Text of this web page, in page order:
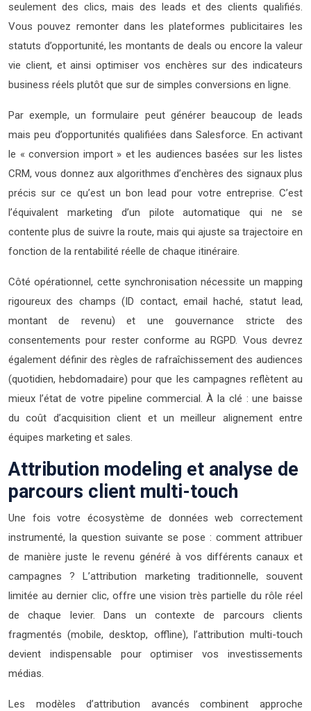
seulement des clics, mais des leads et des clients qualifiés.
Vous pouvez remonter dans les plateformes publicitaires les
statuts d’opportunité, les montants de deals ou encore la valeur
vie client, et ainsi optimiser vos enchères sur des indicateurs
business réels plutôt que sur de simples conversions en ligne.
Par exemple, un formulaire peut générer beaucoup de leads
mais peu d’opportunités qualifiées dans Salesforce. En activant
le « conversion import » et les audiences basées sur les listes
CRM, vous donnez aux algorithmes d’enchères des signaux plus
précis sur ce qu’est un bon lead pour votre entreprise. C’est
l’équivalent marketing d’un pilote automatique qui ne se
contente plus de suivre la route, mais qui ajuste sa trajectoire en
fonction de la rentabilité réelle de chaque itinéraire.
Côté opérationnel, cette synchronisation nécessite un mapping
rigoureux des champs (ID contact, email haché, statut lead,
montant de revenu) et une gouvernance stricte des
consentements pour rester conforme au RGPD. Vous devrez
également définir des règles de rafraîchissement des audiences
(quotidien, hebdomadaire) pour que les campagnes reflètent au
mieux l’état de votre pipeline commercial. À la clé : une baisse
du coût d’acquisition client et un meilleur alignement entre
équipes marketing et sales.
Attribution modeling et analyse de
parcours client multi-touch
Une fois votre écosystème de données web correctement
instrumenté, la question suivante se pose : comment attribuer
de manière juste le revenu généré à vos différents canaux et
campagnes ? L’attribution marketing traditionnelle, souvent
limitée au dernier clic, offre une vision très partielle du rôle réel
de chaque levier. Dans un contexte de parcours clients
fragmentés (mobile, desktop, offline), l’attribution multi-touch
devient indispensable pour optimiser vos investissements
médias.
Les modèles d’attribution avancés combinent approche